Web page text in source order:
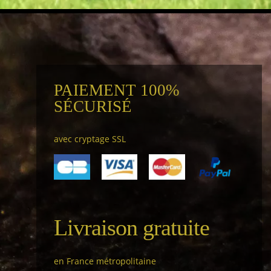
PAIEMENT 100%
SÉCURISÉ
avec cryptage SSL
Livraison gratuite
en France métropolitaine